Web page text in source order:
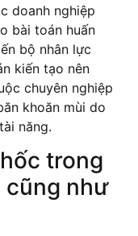
doanh nghiệp
bài toán huấn
bộ nhân lực
kiến tạo nên
chuyên nghiệp
khoăn mùi do
năng.
trong
cũng như